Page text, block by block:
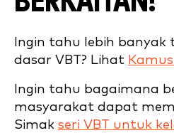
Ingin tahu lebih banyak
dasar VBT? Lihat
Ingin tahu bagaimana
masyarakat dapat
Simak seri VBT untuk